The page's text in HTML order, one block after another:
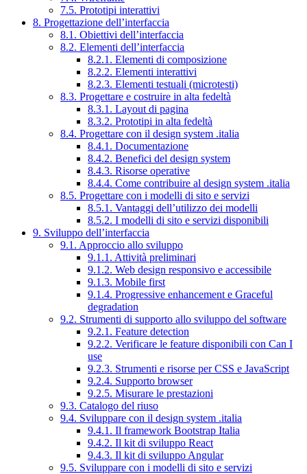
7.5. Prototipi interattivi
8. Progettazione dell’interfaccia
8.1. Obiettivi dell’interfaccia
8.2. Elementi dell’interfaccia
8.2.1. Elementi di composizione
8.2.2. Elementi interattivi
8.2.3. Elementi testuali (microtesti)
8.3. Progettare e costruire in alta fedeltà
8.3.1. Layout di pagina
8.3.2. Prototipi in alta fedeltà
8.4. Progettare con il design system .italia
8.4.1. Documentazione
8.4.2. Benefici del design system
8.4.3. Risorse operative
8.4.4. Come contribuire al design system .italia
8.5. Progettare con i modelli di sito e servizi
8.5.1. Vantaggi dell’utilizzo dei modelli
8.5.2. I modelli di sito e servizi disponibili
9. Sviluppo dell’interfaccia
9.1. Approccio allo sviluppo
9.1.1. Attività preliminari
9.1.2. Web design responsivo e accessibile
9.1.3. Mobile first
9.1.4. Progressive enhancement e Graceful
degradation
9.2. Strumenti di supporto allo sviluppo del software
9.2.1. Feature detection
9.2.2. Verificare le feature disponibili con Can I
use
9.2.3. Strumenti e risorse per CSS e JavaScript
9.2.4. Supporto browser
9.2.5. Misurare le prestazioni
9.3. Catalogo del riuso
9.4. Sviluppare con il design system .italia
9.4.1. Il framework Bootstrap Italia
9.4.2. Il kit di sviluppo React
9.4.3. Il kit di sviluppo Angular
9.5. Sviluppare con i modelli di sito e servizi